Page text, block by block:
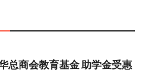
总商会教育基金 助学金受惠